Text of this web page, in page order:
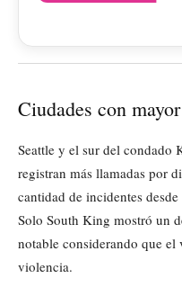
Ciudades con
Seattle y el sur del condado
registran más llamadas por
cantidad de incidentes
Solo South King mostró un
notable considerando que el
violencia.